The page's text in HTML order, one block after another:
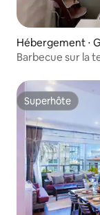
Hébergement ⋅
Barbecue sur la
Superhôte
Superhôte